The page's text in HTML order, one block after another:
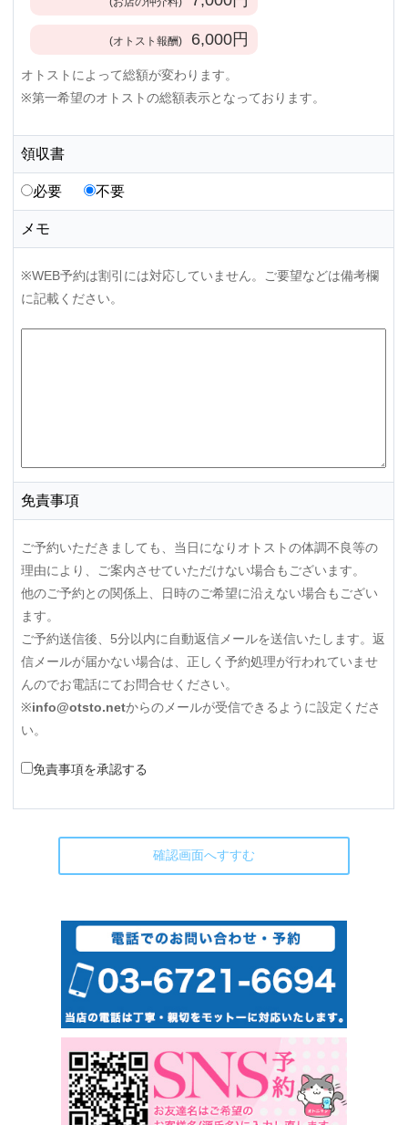
(オトスト報酬) 6,000円
オトストによって総額が変わります。
※第一希望のオトストの総額表示となっております。
領収書
必要 不要
メモ
※WEB予約は割引には対応していません。ご要望などは備考欄
に記載ください。
免責事項
ご予約いただきましても、当日になりオトストの体調不良等の
理由により、ご案内させていただけない場合もございます。
他のご予約との関係上、日時のご希望に沿えない場合もござい
ます。
ご予約送信後、5分以内に自動返信メールを送信いたします。返
信メールが届かない場合は、正しく予約処理が行われていませ
んのでお電話にてお問合せください。
※info@otsto.netからのメールが受信できるように設定くださ
い。
免責事項を承認する